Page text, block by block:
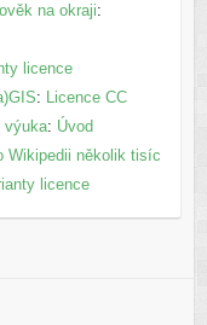
na okraji:
licence
: Licence CC
výuka: Úvod
Wikipedii několik tisíc
licence